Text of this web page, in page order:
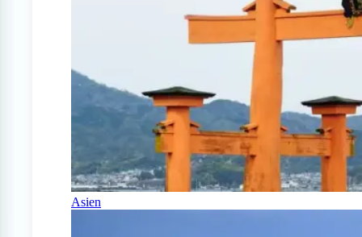
Asien